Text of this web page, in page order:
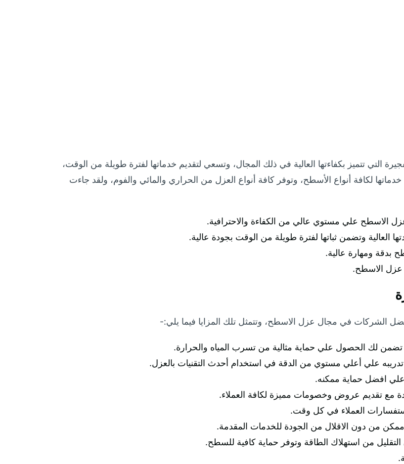
التي تتميز بكفاءتها العالية في ذلك المجال، وتسعي لتقديم خدماتها لفترة طويلة من الوقت،
لكافة أنواع الأسطح، وتوفر كافة أنواع العزل من الحراري والمائي والفوم، ولقد جاءت
الاسطح علي مستوي عالي من الكفاءة والاحترافية.
العالية وتضمن ثباتها لفترة طويلة من الوقت بجودة عالية.
بدقة ومهارة عالية.
عزل الاسطح.
الشركات في مجال عزل الاسطح، وتتمثل تلك المزايا فيما يلي:-
لك الحصول علي حماية مثالية من تسرب المياه والحرارة.
علي أعلي مستوي من الدقة في استخدام أحدث التقنيات بالعزل.
افضل حماية ممكنه.
مع تقديم عروض وخصومات مميزة لكافة العملاء.
العملاء في كل وقت.
من دون الاقلال من الجودة للخدمات المقدمة.
من استهلاك الطاقة وتوفر حماية كافية للسطح.